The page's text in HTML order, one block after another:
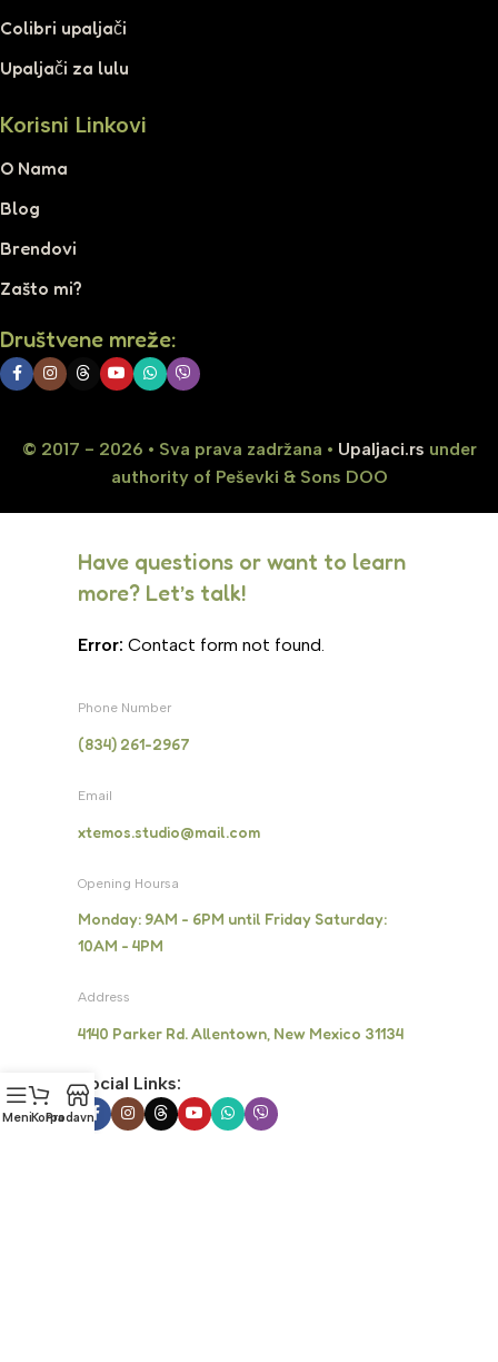
Colibri upaljači
Upaljači za lulu
Korisni Linkovi
O Nama
Blog
Brendovi
Zašto mi?
Društvene mreže:
© 2017 - 2026 • Sva prava zadržana • Upaljaci.rs under
authority of Peševki & Sons DOO
Have questions or want to learn
more? Let’s talk!
Error: Contact form not found.
Phone Number
(834) 261-2967
Email
xtemos.studio@mail.com
Opening Hoursa
Monday: 9AM - 6PM until Friday Saturday:
10AM - 4PM
Address
4140 Parker Rd. Allentown, New Mexico 31134
Social Links:
MeniKorpaProdavnica